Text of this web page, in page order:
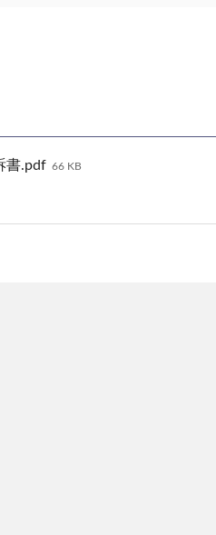
書.pdf 66 KB